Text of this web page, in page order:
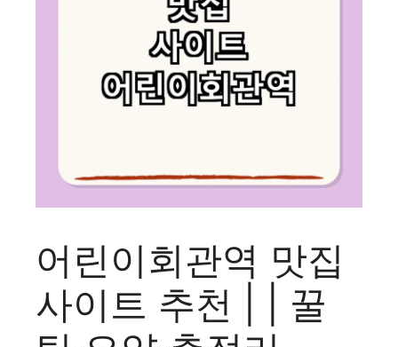
어린이회관역 맛집
사이트 추천 | | 꿀